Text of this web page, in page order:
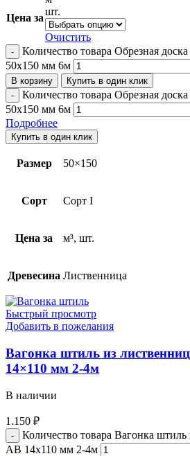
Цена за
шт.
Очистить
Количество товара Обрезная
50х150 мм 6м
В корзину Купить в один клик
Количество товара Обрезная
50х150 мм 6м
Подробнее
Купить в один клик
Размер 50×150
Сорт Сорт I
Цена за м³, шт.
Древесина Лиственница
Быстрый просмотр
Добавить в пожелания
Вагонка штиль из
14×110 мм 2-4м
В наличии
1.150 ₽
Количество товара Вагонка
АВ 14x110 мм 2-4м